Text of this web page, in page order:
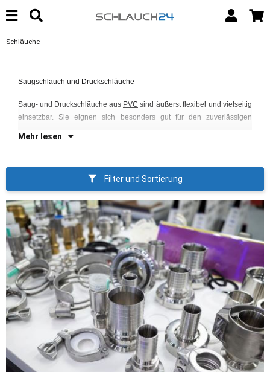
Schläuche
Saugschlauch und Druckschläuche
Saug- und Druckschläuche aus PVC sind äußerst flexibel und vielseitig
einsetzbar. Sie eignen sich besonders gut für den zuverlässigen
Mehr lesen
Filter und Sortierung